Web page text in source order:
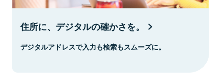
住所に、デジタルの確かさを。
デジタルアドレスで入力も検索もスムーズに。